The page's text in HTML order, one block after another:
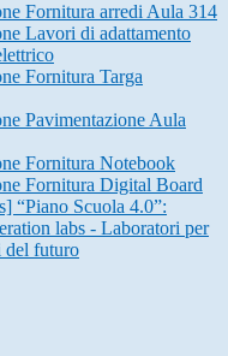
Fornitura arredi Aula 314
Lavori di adattamento
Fornitura Targa
Pavimentazione Aula
Fornitura Notebook
Fornitura Digital Board
“Piano Scuola 4.0”:
labs - Laboratori per
del futuro